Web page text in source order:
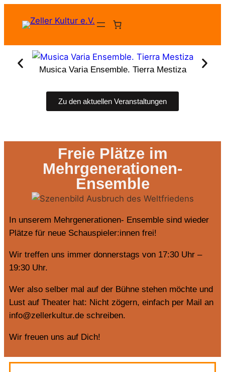
Musica Varia Ensemble. Tierra Mestiza
Zu den aktuellen Veranstaltungen
Freie Plätze im
Mehrgenerationen-
Ensemble
In unserem Mehrgenerationen- Ensemble sind wieder
Plätze für neue Schauspieler:innen frei!
Wir treffen uns immer donnerstags von 17:30 Uhr –
19:30 Uhr.
Wer also selber mal auf der Bühne stehen möchte und
Lust auf Theater hat: Nicht zögern, einfach per Mail an
info@zellerkultur.de schreiben.
Wir freuen uns auf Dich!